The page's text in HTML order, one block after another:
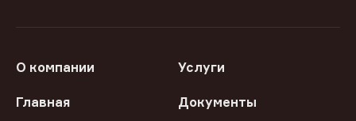
О компании Услуги
Главная Документы